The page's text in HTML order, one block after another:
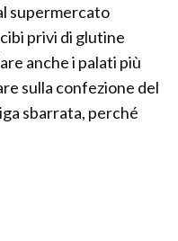
supermercato
privi di glutine
anche i palati più
sulla confezione del
sbarrata, perché